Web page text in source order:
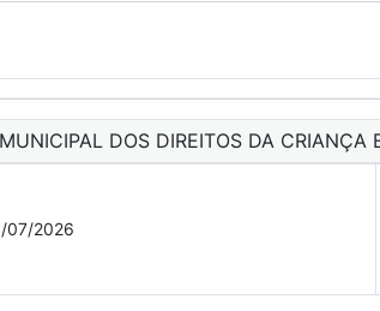
MUNICIPAL DOS DIREITOS DA
07/2026